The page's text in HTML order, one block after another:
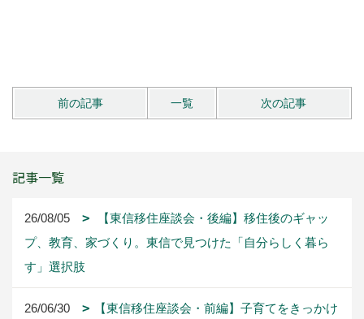
前の記事 一覧 次の記事
記事一覧
26/08/05
【東信移住座談会・後編】移住後のギャッ
プ、教育、家づくり。東信で見つけた「自分らしく暮ら
す」選択肢
26/06/30 【東信移住座談会・前編】子育てをきっかけ